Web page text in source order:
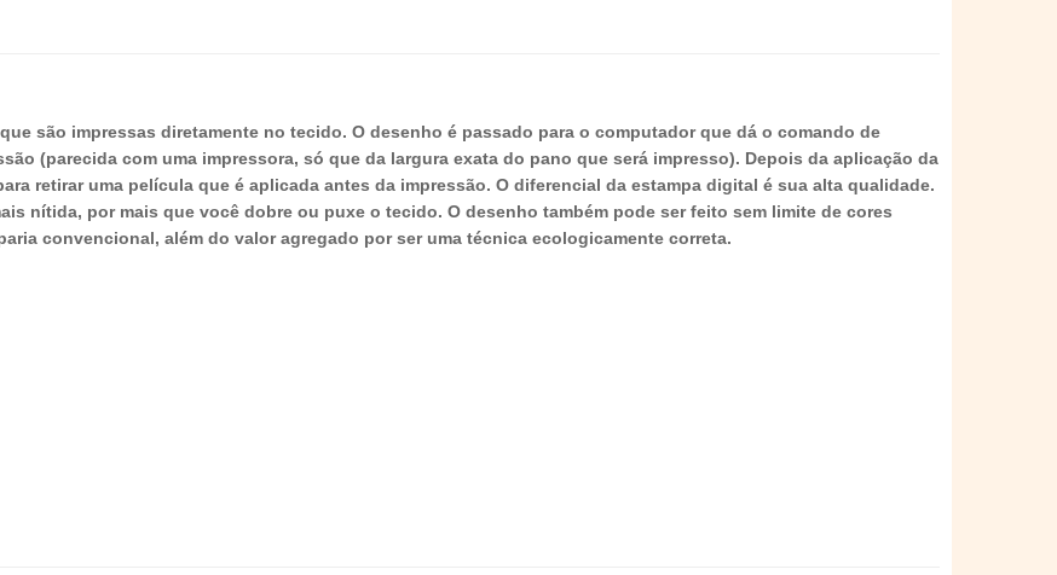
são impressas diretamente no tecido. O desenho é passado para o computador que dá o comando de
(parecida com uma impressora, só que da largura exata do pano que será impresso). Depois da aplicação da
retirar uma película que é aplicada antes da impressão. O diferencial da estampa digital é sua alta qualidade.
nítida, por mais que você dobre ou puxe o tecido. O desenho também pode ser feito sem limite de cores
convencional, além do valor agregado por ser uma técnica ecologicamente correta.